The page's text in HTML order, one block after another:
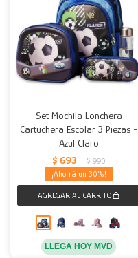
Set Mochila Lonchera
Cartuchera Escolar 3 Piezas -
Azul Claro
$ 693 $ 990
30
LLEGA HOY MVD